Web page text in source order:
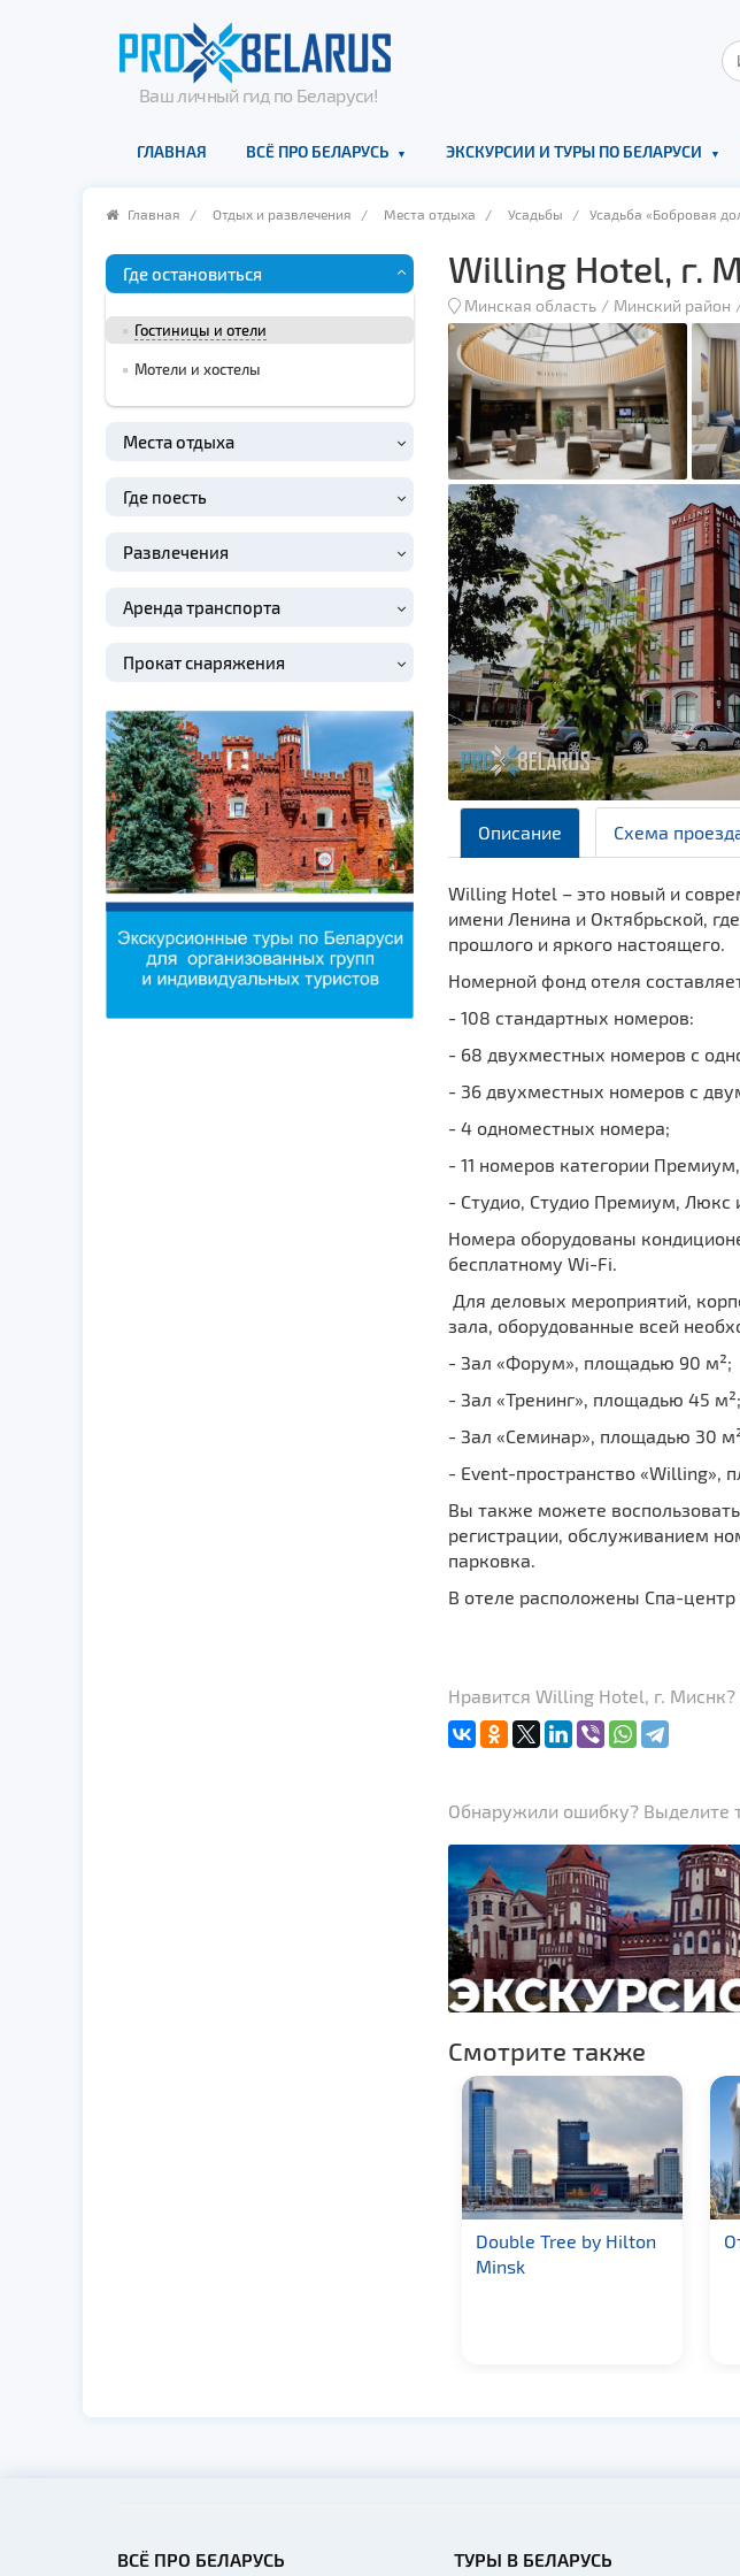
Ваш личный гид по Беларуси!
ГЛАВНАЯ ВСЁ ПРО БЕЛАРУСЬ ЭКСКУРСИИ И ТУРЫ ПО БЕЛАРУСИ
Главная / Отдых и развлечения / Места отдыха / Усадьбы / Усадьба «Бобровая
Где остановиться
Гостиницы и отели
Мотели и хостелы
Места отдыха
Где поесть
Развлечения
Аренда транспорта
Прокат снаряжения
Willing Hotel, г.
Минская область Минский район
Описание Схема
Willing Hotel – это новый и
имени Ленина и Октябрьской,
прошлого и яркого настоящего.
Номерной фонд отеля
- 108 стандартных номеров:
- 68 двухместных номеров с
- 36 двухместных номеров с
- 4 одноместных номера;
- 11 номеров категории
- Студио, Студио Премиум, Люкс
Номера оборудованы
бесплатному Wi-Fi.
Для деловых мероприятий,
зала, оборудованные всей
- Зал «Форум», площадью 90 м²;
- Зал «Тренинг», площадью 45 м²;
- Зал «Семинар», площадью 30
- Event-пространство «Willing»,
Вы также можете
регистрации, обслуживанием
парковка.
В отеле расположены Спа-
Нравится Willing Hotel, г.
Обнаружили ошибку? Выделите
Смотрите также
Double Tree by Hilton
Minsk
ВСЁ ПРО БЕЛАРУСЬ ТУРЫ В БЕЛАРУСЬ